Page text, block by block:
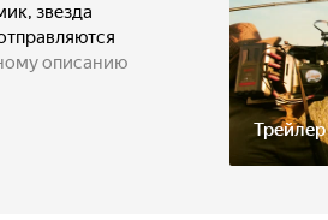
Трейлер
звезда
описанию